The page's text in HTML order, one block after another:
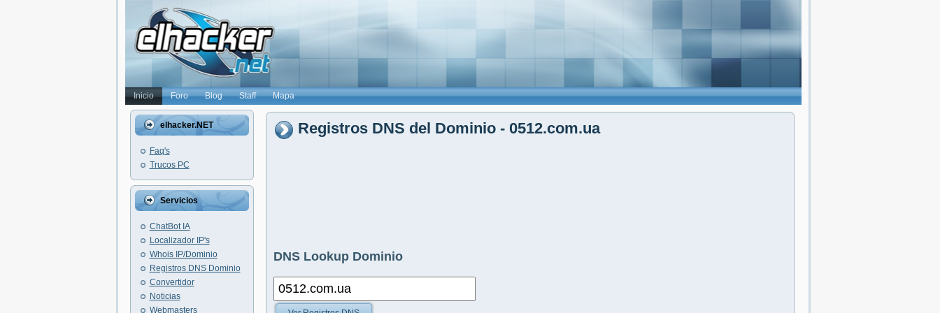
Inicio Foro Blog Staff Mapa
elhacker.NET
Faq's
Trucos PC
Servicios
ChatBot IA
Localizador IP's
Whois IP/Dominio
Registros DNS Dominio
Convertidor
Noticias
Webmasters
Registros DNS del Dominio - 0512.com.ua
DNS Lookup Dominio